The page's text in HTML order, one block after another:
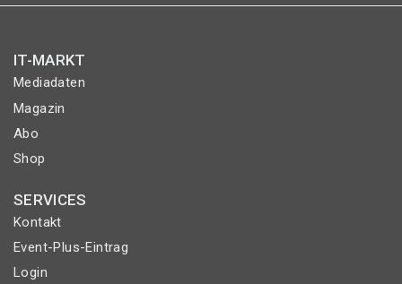
IT-MARKT
Mediadaten
Magazin
Abo
Shop
SERVICES
Kontakt
Event-Plus-Eintrag
Login